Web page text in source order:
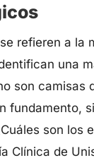
refieren a la
una
son camisas
fundamento,
son los
Clínica de